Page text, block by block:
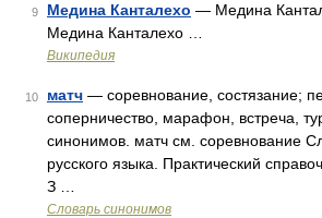
9 Медина Канталехо — Медина
Медина Канталехо …
Википедия
10 матч — соревнование, состязание;
соперничество, марафон, встреча,
синонимов. матч см. соревнование
русского языка. Практический
З …
Словарь синонимов